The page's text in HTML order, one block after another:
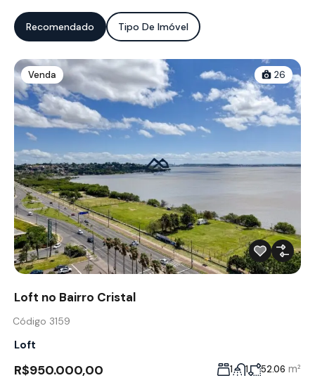
Recomendado Tipo De Imóvel
Venda 26
Loft no Bairro Cristal
Código 3159
Loft
R$950.000,00 1 1 52.06 m²